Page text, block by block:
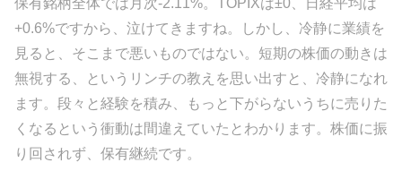
+0.6%ですから、泣けてきますね。しかし、冷静に業績を
見ると、そこまで悪いものではない。短期の株価の動きは
無視する、というリンチの教えを思い出すと、冷静になれ
ます。段々と経験を積み、もっと下がらないうちに売りた
くなるという衝動は間違えていたとわかります。株価に振
り回されず、保有継続です。